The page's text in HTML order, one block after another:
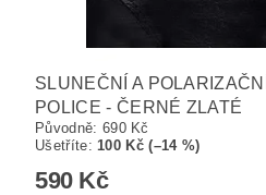
SLUNEČNÍ A
POLICE - ČERNÉ ZLATÉ
Původně: 690 Kč
Ušetříte: 100 Kč (–14 %)
590 Kč